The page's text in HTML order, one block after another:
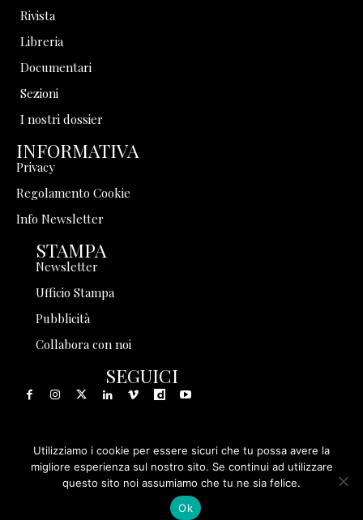
Rivista
Libreria
Documentari
Sezioni
I nostri dossier
INFORMATIVA
Privacy
Regolamento Cookie
Info Newsletter
STAMPA
Newsletter
Ufficio Stampa
Pubblicità
Collabora con noi
SEGUICI
© 1999 - 2025 Storia in Rete Srl - Tutti i diritti riservati - P.
IVA 08570971005
Utilizziamo i cookie per essere sicuri che tu possa avere la
migliore esperienza sul nostro sito. Se continui ad utilizzare
questo sito noi assumiamo che tu ne sia felice.
Ok